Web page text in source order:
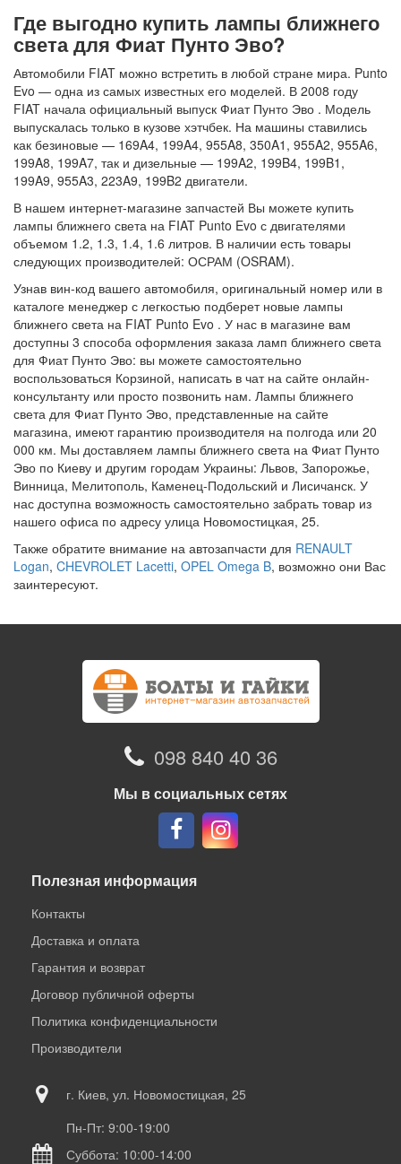
Где выгодно купить лампы ближнего
света для Фиат Пунто Эво?
Автомобили FIAT можно встретить в любой стране мира. Punto
Evo — одна из самых известных его моделей. В 2008 году
FIAT начала официальный выпуск Фиат Пунто Эво . Модель
выпускалась только в кузове хэтчбек. На машины ставились
как безиновые — 169A4, 199A4, 955A8, 350A1, 955A2, 955A6,
199A8, 199A7, так и дизельные — 199A2, 199B4, 199B1,
199A9, 955A3, 223A9, 199B2 двигатели.
В нашем интернет-магазине запчастей Вы можете купить
лампы ближнего света на FIAT Punto Evo с двигателями
объемом 1.2, 1.3, 1.4, 1.6 литров. В наличии есть товары
следующих производителей: ОСРАМ (OSRAM).
Узнав вин-код вашего автомобиля, оригинальный номер или в
каталоге менеджер с легкостью подберет новые лампы
ближнего света на FIAT Punto Evo . У нас в магазине вам
доступны 3 способа оформления заказа ламп ближнего света
для Фиат Пунто Эво: вы можете самостоятельно
воспользоваться Корзиной, написать в чат на сайте онлайн-
консультанту или просто позвонить нам. Лампы ближнего
света для Фиат Пунто Эво, представленные на сайте
магазина, имеют гарантию производителя на полгода или 20
000 км. Мы доставляем лампы ближнего света на Фиат Пунто
Эво по Киеву и другим городам Украины: Львов, Запорожье,
Винница, Мелитополь, Каменец-Подольский и Лисичанск. У
нас доступна возможность самостоятельно забрать товар из
нашего офиса по адресу улица Новомостицкая, 25.
Также обратите внимание на автозапчасти для RENAULT
Logan, CHEVROLET Lacetti, OPEL Omega B, возможно они Вас
заинтересуют.
098 840 40 36
Мы в социальных сетях
Полезная информация
Контакты
Доставка и оплата
Гарантия и возврат
Договор публичной оферты
Политика конфиденциальности
Производители
г. Киев, ул. Новомостицкая, 25
Пн-Пт: 9:00-19:00
Суббота: 10:00-14:00